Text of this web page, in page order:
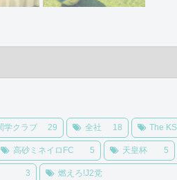
学クラブ 29 全社 18 The
高砂ミネイロFC 5 天皇杯 5
3 燃えろ!J2党